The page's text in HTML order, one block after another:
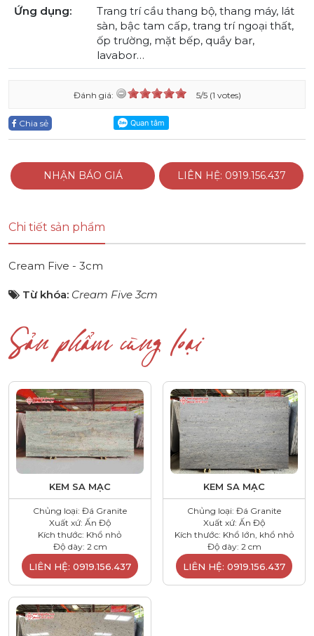
Ứng dụng:
Trang trí cầu thang bộ, thang máy, lát
sàn, bậc tam cấp, trang trí ngoại thất,
ốp trường, mặt bếp, quầy bar,
lavabor…
Đánh giá: 5/5 (1 votes)
Chia sẻ
NHẬN BÁO GIÁ LIÊN HỆ: 0919.156.437
Chi tiết sản phẩm
Cream Five - 3cm
Từ khóa: Cream Five 3cm
Sản phẩm cùng loại
KEM SA MẠC
Chủng loại: Đá Granite
Xuất xứ: Ấn Độ
Kích thước: Khổ nhỏ
Độ dày: 2 cm
LIÊN HỆ: 0919.156.437
KEM SA MẠC
Chủng loại: Đá Granite
Xuất xứ: Ấn Độ
Kích thước: Khổ lớn, khổ nhỏ
Độ dày: 2 cm
LIÊN HỆ: 0919.156.437